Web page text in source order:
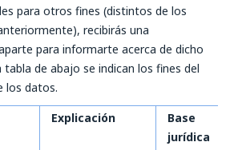
para otros fines (distintos de los
recibirás una
para informarte acerca de dicho
tabla de abajo se indican los fines del
los datos.
Explicación
Base
jurídica